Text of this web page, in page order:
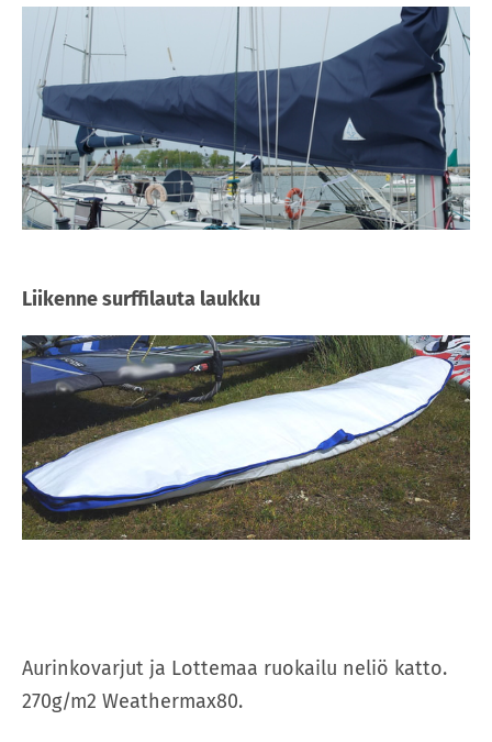
Liikenne surffilauta laukku
Aurinkovarjut ja Lottemaa ruokailu neliö katto.
270g/m2 Weathermax80.